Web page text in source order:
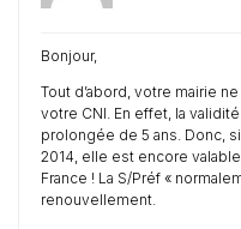
Bonjour,
Tout d’abord, votre mairie
votre CNI. En effet, la
prolongée de 5 ans. Donc,
2014, elle est encore
France ! La S/Préf «
renouvellement.